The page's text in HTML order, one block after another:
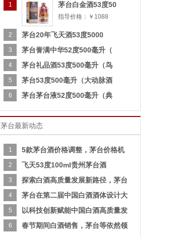
1 茅台白金酒53度50
指导价格：￥1088
2 茅台20年飞天酒53度5000
3 茅台誉满中华52度500毫升（
4 茅台礼品酒53度500毫升（鸟
5 茅台53度500毫升（大动脉酒
6 茅台茅台液52度500毫升（典
茅台最新动态
1 5款茅台酒价格调整，茅台价格机
2 飞天53度100ml贵州茅台酒
3 探索白酒高质量发展新路径，茅台
4 茅台在第二届中国白酒酒体设计大
5 以科技创新赋能中国白酒高质量发
6 春节期间白酒销售，茅台等依然领